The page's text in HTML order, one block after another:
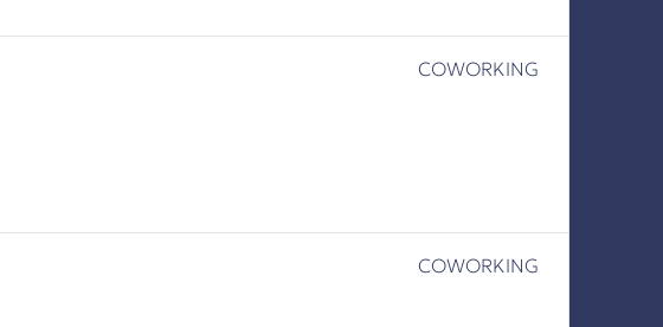
COWORKING
COWORKING